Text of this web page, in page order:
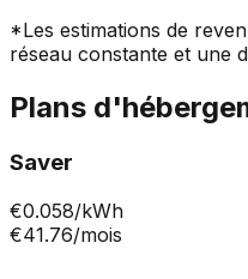
*Les estimations de
réseau constante et une
Plans
Saver
€0.058/kWh
€41.76/mois